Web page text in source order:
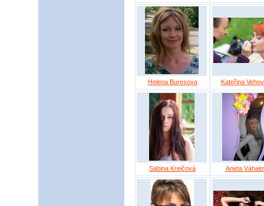
Helena Buresova Kateřina
Sabina Krejčová Aneta